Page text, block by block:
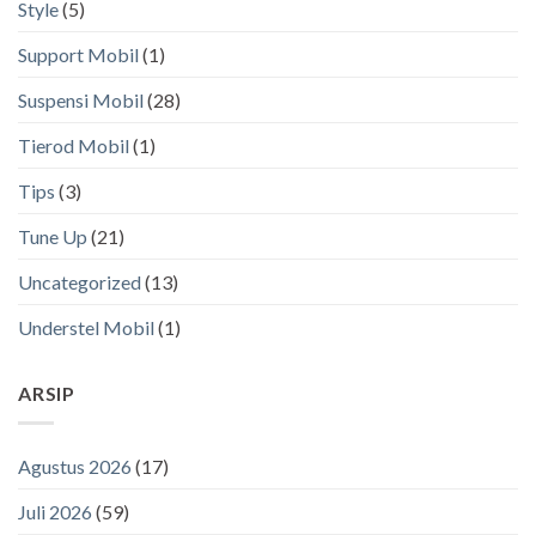
Style(5)
Support Mobil(1)
Suspensi Mobil(28)
Tierod Mobil(1)
Tips (3)
Tune Up (21)
Uncategorized(13)
Understel Mobil(1)
ARSIP
Agustus 2026 (17)
Juli 2026 (59)